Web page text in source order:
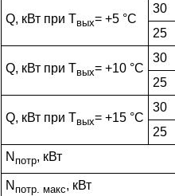
Q, кВт при Твых= +5 °С
30
25
Q, кВт при Твых= +10 °С
30
25
Q, кВт при Твых= +15 °С
30
25
N потр, кВт
N потр. макс, кВт